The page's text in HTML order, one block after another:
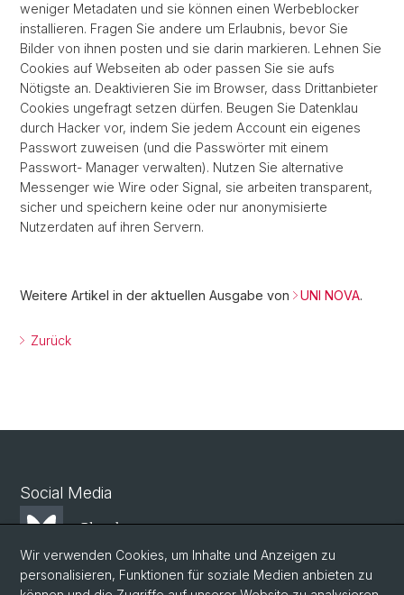
weniger Metadaten und sie können einen Werbeblocker
installieren. Fragen Sie andere um Erlaubnis, bevor Sie
Bilder von ihnen posten und sie darin markieren. Lehnen Sie
Cookies auf Webseiten ab oder passen Sie sie aufs
Nötigste an. Deaktivieren Sie im Browser, dass Drittanbieter
Cookies ungefragt setzen dürfen. Beugen Sie Datenklau
durch Hacker vor, indem Sie jedem Account ein eigenes
Passwort zuweisen (und die Passwörter mit einem
Passwort- Manager verwalten). Nutzen Sie alternative
Messenger wie Wire oder Signal, sie arbeiten transparent,
sicher und speichern keine oder nur anonymisierte
Nutzerdaten auf ihren Servern.
Weitere Artikel in der aktuellen Ausgabe von UNI NOVA.
Zurück
Social Media
Bluesky
Mastodon
Wir verwenden Cookies, um Inhalte und Anzeigen zu
personalisieren, Funktionen für soziale Medien anbieten zu